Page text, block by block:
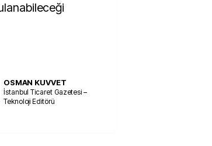
OSMAN KUVVET
İstanbul Ticaret Gazetesi –
Teknoloji Editörü